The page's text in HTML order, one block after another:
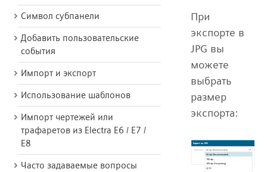
Символ субпанели
Добавить пользовательские
события
Импорт и экспорт
Использование шаблонов
Импорт чертежей или
трафаретов из Electra E6 / E7 /
E8
Часто задаваемые вопросы
При
экспорте в
JPG вы
можете
выбрать
размер
экспорта: